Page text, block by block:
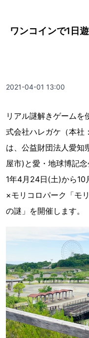
ワンコインで1日
2021-04-01 13:00
リアル謎解きゲームを
式会社ハレガケ（本社
は、公益財団法人愛知
屋市)と愛・地球博記
1年4月24日(土)から10
×モリコロパーク「モ
の謎」を開催します。